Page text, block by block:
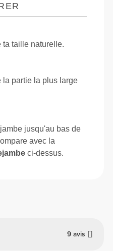
9 avis
ta taille naturelle.
la partie la plus large
jusqu'au bas de
avec la
ci-dessus.